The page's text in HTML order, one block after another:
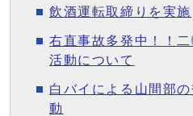
飲酒運転取締りを実施
右直事故多発中！！
活動について
白バイによる山間部
動